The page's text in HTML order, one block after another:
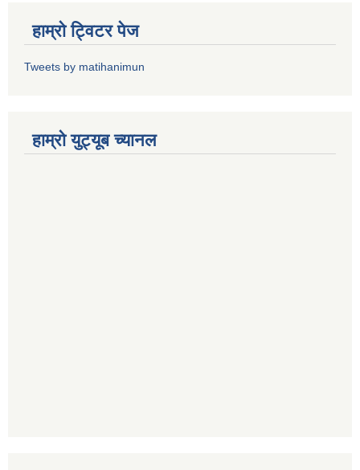
हाम्राे ट्विटर पेज
Tweets by matihanimun
हाम्रो युट्यूब च्यानल